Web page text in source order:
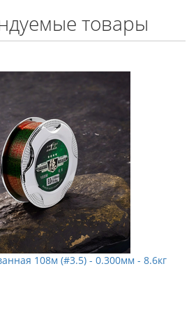
товары
108м (#3.5) - 0.300мм - 8.6кг